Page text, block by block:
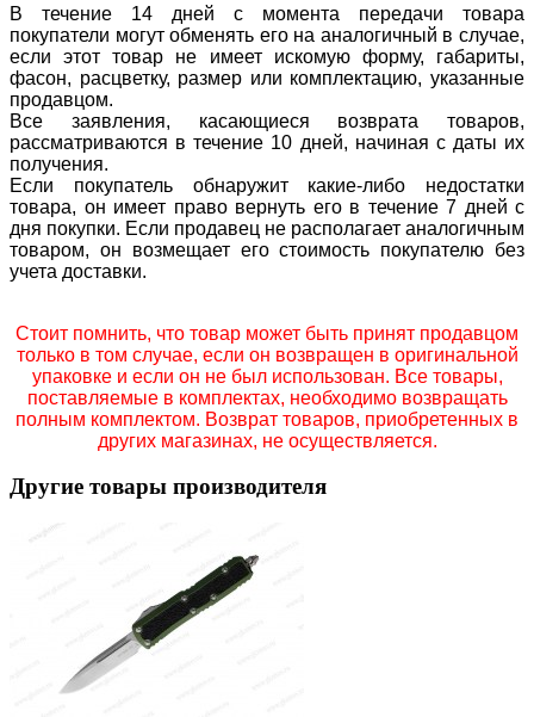
В течение 14 дней с момента передачи товара
покупатели могут обменять его на аналогичный в случае,
если этот товар не имеет искомую форму, габариты,
фасон, расцветку, размер или комплектацию, указанные
продавцом.
Все заявления, касающиеся возврата товаров,
рассматриваются в течение 10 дней, начиная с даты их
получения.
Если покупатель обнаружит какие-либо недостатки
товара, он имеет право вернуть его в течение 7 дней с
дня покупки. Если продавец не располагает аналогичным
товаром, он возмещает его стоимость покупателю без
учета доставки.
Стоит помнить, что товар может быть принят продавцом
только в том случае, если он возвращен в оригинальной
упаковке и если он не был использован. Все товары,
поставляемые в комплектах, необходимо возвращать
полным комплектом. Возврат товаров, приобретенных в
других магазинах, не осуществляется.
Другие товары производителя